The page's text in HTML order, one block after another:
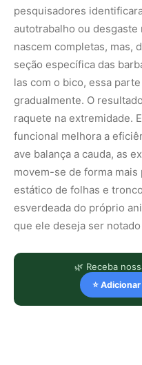
pesquisadores
autotrabalho ou desgaste
nascem completas, mas,
seção específica das
las com o bico, essa
gradualmente. O
raquete na extremidade.
funcional melhora a
ave balança a cauda, as
movem-se de forma
estático de folhas e
esverdeada do próprio
que ele deseja ser
🌿 Receba
⭐